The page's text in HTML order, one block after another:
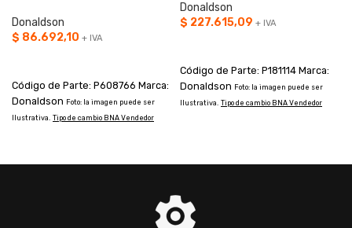
Donaldson
$ 86.692,10 + IVA
Código de Parte: P608766 Marca:
Donaldson Foto: la imagen puede ser
Ilustrativa. Tipo de cambio BNA Vendedor
Donaldson
$ 227.615,09 + IVA
Código de Parte: P181114 Marca:
Donaldson Foto: la imagen puede ser
Ilustrativa. Tipo de cambio BNA Vendedor